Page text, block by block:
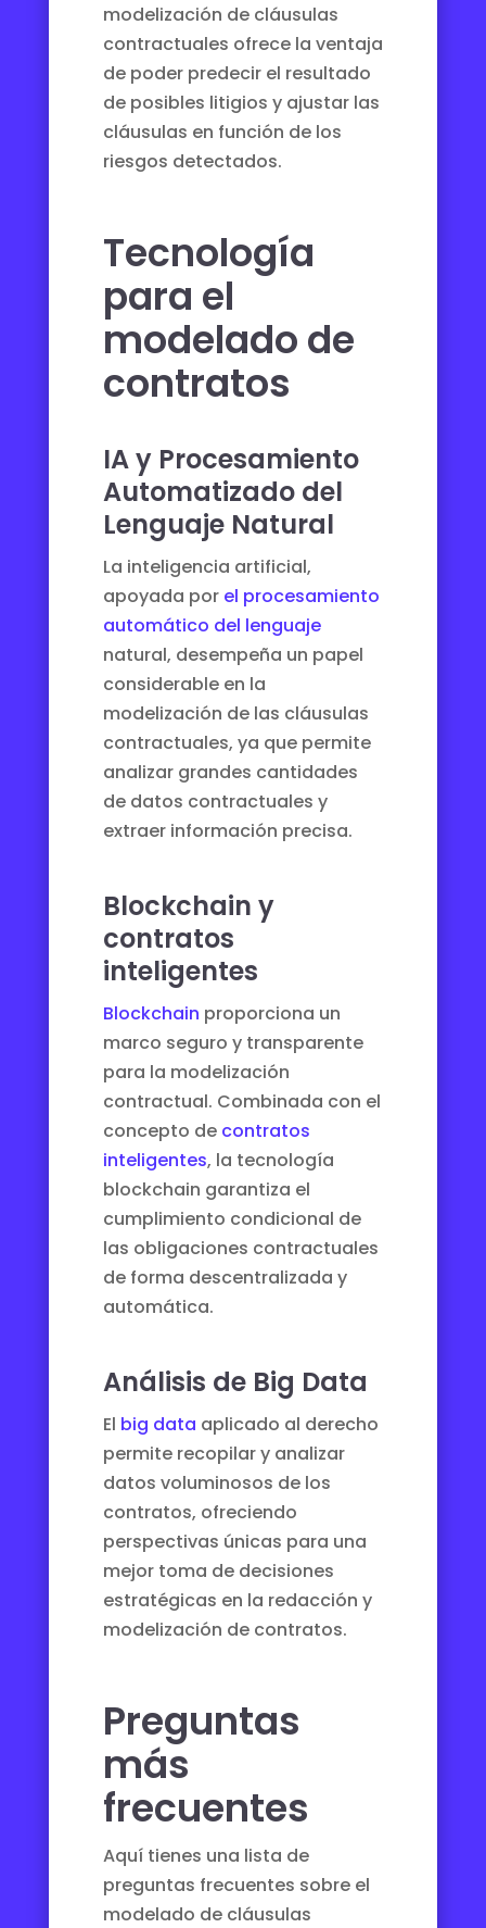
modelización de cláusulas
contractuales ofrece la ventaja
de poder predecir el resultado
de posibles litigios y ajustar las
cláusulas en función de los
riesgos detectados.
Tecnología
para el
modelado de
contratos
IA y Procesamiento
Automatizado del
Lenguaje Natural
La inteligencia artificial,
apoyada por el procesamiento
automático del lenguaje
natural, desempeña un papel
considerable en la
modelización de las cláusulas
contractuales, ya que permite
analizar grandes cantidades
de datos contractuales y
extraer información precisa.
Blockchain y
contratos
inteligentes
Blockchain proporciona un
marco seguro y transparente
para la modelización
contractual. Combinada con el
concepto de contratos
inteligentes, la tecnología
blockchain garantiza el
cumplimiento condicional de
las obligaciones contractuales
de forma descentralizada y
automática.
Análisis de Big Data
El big data aplicado al derecho
permite recopilar y analizar
datos voluminosos de los
contratos, ofreciendo
perspectivas únicas para una
mejor toma de decisiones
estratégicas en la redacción y
modelización de contratos.
Preguntas
más
frecuentes
Aquí tienes una lista de
preguntas frecuentes sobre el
modelado de cláusulas